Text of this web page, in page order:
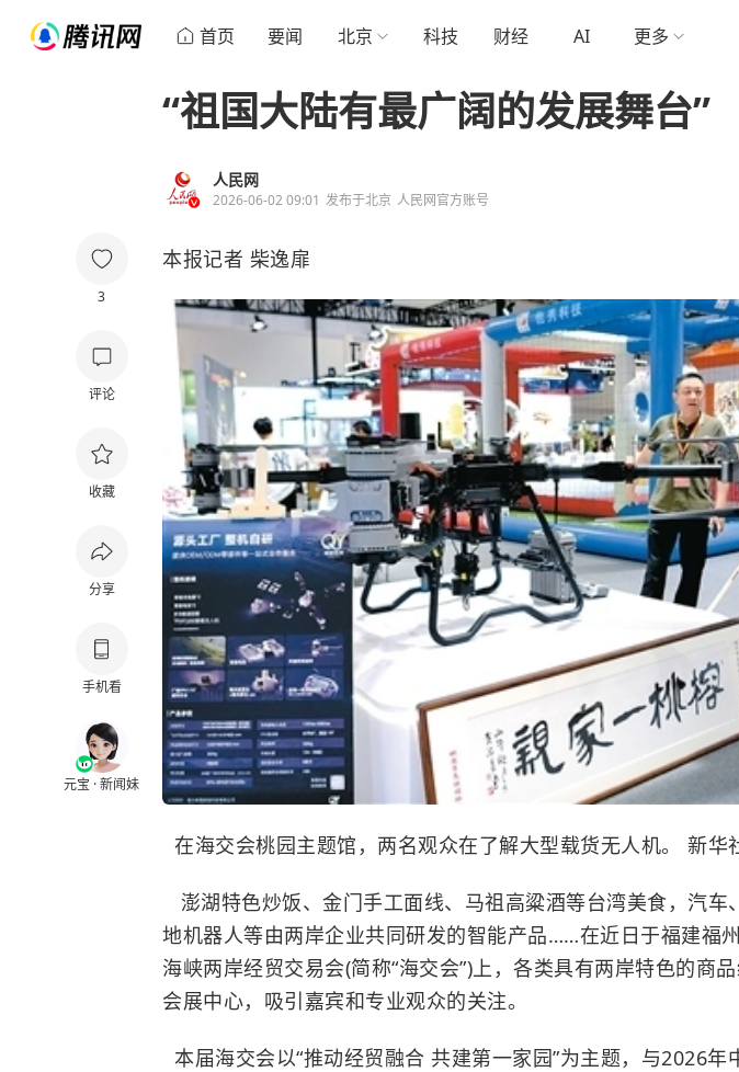
首页 要闻 北京 科技 财经 AI 更多
3
评论
收藏
分享
手机看
元宝 · 新闻妹
“祖国大陆有最广阔的发展舞台”
人民网
2026-06-02 09:01 发布于北京 人民网官方账号
本报记者 柴逸扉
在海交会桃园主题馆，两名观众在了解大型载货无人机。 新华
澎湖特色炒饭、金门手工面线、马祖高粱酒等台湾美食，汽车
地机器人等由两岸企业共同研发的智能产品……在近日于福建福
海峡两岸经贸交易会(简称“海交会”)上，各类具有两岸特色的商
会展中心，吸引嘉宾和专业观众的关注。
本届海交会以“推动经贸融合 共建第一家园”为主题，与2026年